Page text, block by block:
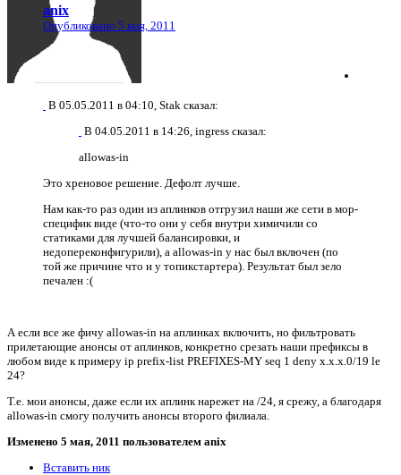
anix
Опубликовано 5 мая, 2011
В 05.05.2011 в 04:10, Stak сказал:
В 04.05.2011 в 14:26, ingress сказал:
allowas-in
Это хреновое решение. Дефолт лучше.
Нам как-то раз один из аплинков отгрузил наши же сети в мор-
специфик виде (что-то они у себя внутри химичили со
статиками для лучшей балансировки, и
недопереконфигурили), а allowas-in у нас был включен (по
той же причине что и у топикстартера). Результат был зело
печален :(
А если все же фичу allowas-in на аплинках включить, но фильтровать
прилетающие анонсы от аплинков, конкретно срезать наши префиксы в
любом виде к примеру ip prefix-list PREFIXES-MY seq 1 deny x.x.x.0/19 le
24?
Т.е. мои анонсы, даже если их аплинк нарежет на /24, я срежу, а благодаря
allowas-in смогу получить анонсы второго филиала.
Изменено 5 мая, 2011 пользователем anix
Вставить ник